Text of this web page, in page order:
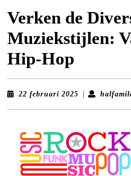
Verken de
Muziekstijlen:
Hip-Hop
22 februari 2025 22